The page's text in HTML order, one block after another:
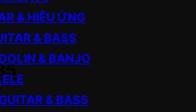
& HIỆU ỨNG
& BASS
& BANJO
& BASS